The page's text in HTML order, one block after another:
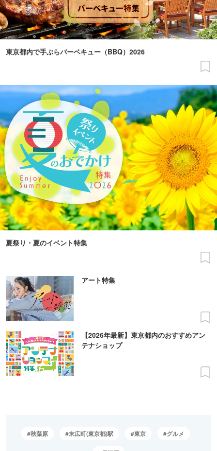
東京都内で手ぶらバーベキュー（BBQ）2026
夏祭り・夏のイベント特集
アート特集
【2026年最新】東京都内のおすすめアン
テナショップ
秋葉原 末広町(東京都)駅 東京 グルメ